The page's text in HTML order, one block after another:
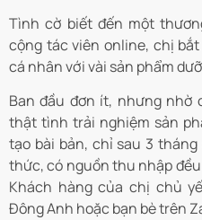
Tình cờ biết đến một
cộng tác viên online, chị
cá nhân với vài sản phẩm
Ban đầu đơn ít, nhưng nhờ
thật tình trải nghiệm sản
tạo bài bản, chỉ sau 3
thức, có nguồn thu nhập
Khách hàng của chị chủ
Đông Anh hoặc bạn bè trên